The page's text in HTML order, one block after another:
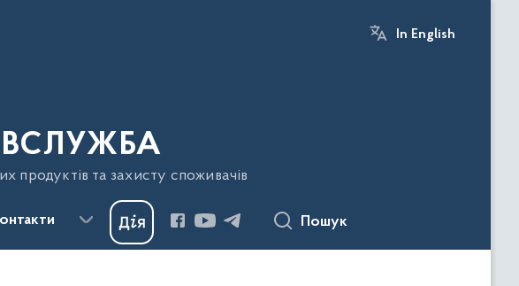
In English
продуктів та захисту споживачів
Пошук